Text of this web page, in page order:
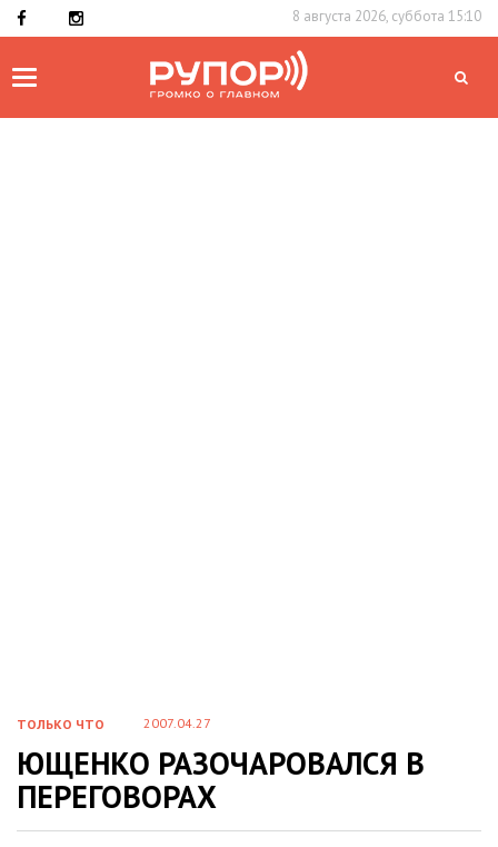
8 августа 2026, суббота 15:10
Toggle
ТОЛЬКО ЧТО 2007.04.27
ЮЩЕНКО РАЗОЧАРОВАЛСЯ В
ПЕРЕГОВОРАХ